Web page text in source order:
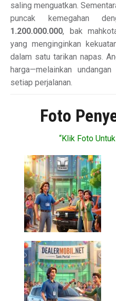
saling menguatkan.
puncak kemegahan
1.200.000.000, bak
yang menginginkan
dalam satu tarikan napas.
harga—melainkan
setiap perjalanan.
Foto
“Klik Foto